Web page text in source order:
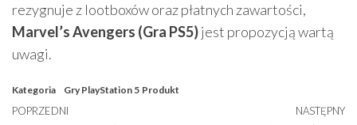
rezygnuje z lootboxów oraz płatnych zawartości,
Marvel’s Avengers (Gra PS5)jest propozycją wartą
uwagi.
Kategoria Gry PlayStation 5 Produkt
Nawigacja
Poprzedni
POPRZEDNI NASTĘPNY